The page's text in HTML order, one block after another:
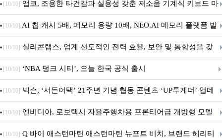
특집(1-4편)
[10/10] 앱코, 조용한 타건감과 실용성 갖춘 저소음 기계식 키보드 마
우스 세트 'KM580' 출시
[10/10] AI 칩 캐시 5배, 메모리 용량 10배, NEO.AI 메모리 플랫폼 발
표
[10/10] 실리콘랩스, 업계 선도적인 전력 효율, 보안 및 통합성을 갖
춘 초저전력 블루투스 LE SoC ‘BG2B’ 공개
[10/10] ‘NBA 덩크 시티’, 오늘 한국 공식 출시
[10/10] 넥슨, ‘서든어택’ 21주년 기념 협동 콘텐츠 ‘UP투게더’ 업데
이트
[10/10] 엔비디아, 로보택시 자율주행차용 프론티어급 개방형 모델
‘알파마요 2 슈퍼’ 상업적 이용 가능
[10/10] Q 바이 애스턴마틴 애스턴마틴 뉴포트 비치, 브랜드 헤리티